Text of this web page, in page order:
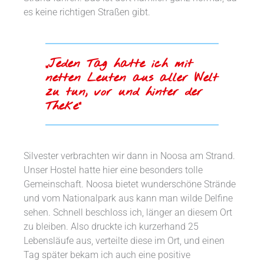
es keine richtigen Straßen gibt.
„Jeden Tag hatte ich mit
netten Leuten aus aller Welt
zu tun, vor und hinter der
Theke“
Silvester verbrachten wir dann in Noosa am Strand.
Unser Hostel hatte hier eine besonders tolle
Gemeinschaft. Noosa bietet wunderschöne Strände
und vom Nationalpark aus kann man wilde Delfine
sehen. Schnell beschloss ich, länger an diesem Ort
zu bleiben. Also druckte ich kurzerhand 25
Lebensläufe aus, verteilte diese im Ort, und einen
Tag später bekam ich auch eine positive